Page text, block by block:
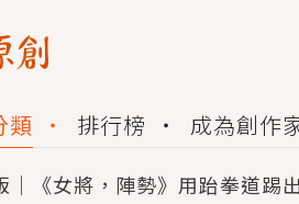
類 排行榜 成為創作
｜《女將，陣勢》用跆拳道踢